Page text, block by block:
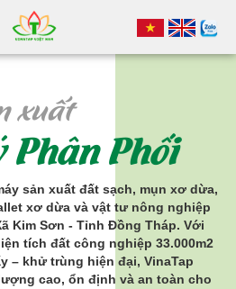
xuất
Phân Phối
sản xuất đất sạch, mụn xơ dừa,
xơ dừa và vật tư nông nghiệp
Kim Sơn - Tỉnh Đồng Tháp. Với
tích đất công nghiệp 33.000m2
– khử trùng hiện đại, VinaTap
cao, ổn định và an toàn cho